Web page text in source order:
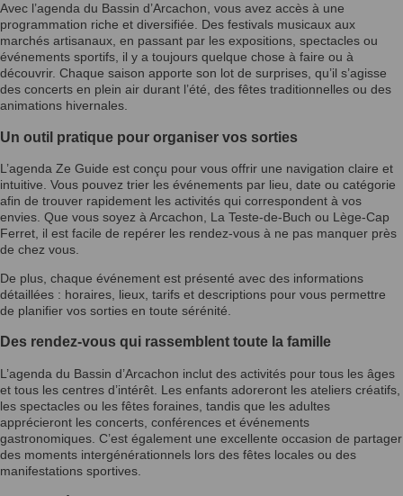
Avec l’agenda du Bassin d’Arcachon, vous avez accès à une
programmation riche et diversifiée. Des festivals musicaux aux
marchés artisanaux, en passant par les expositions, spectacles ou
événements sportifs, il y a toujours quelque chose à faire ou à
découvrir. Chaque saison apporte son lot de surprises, qu’il s’agisse
des concerts en plein air durant l’été, des fêtes traditionnelles ou des
animations hivernales.
Un outil pratique pour organiser vos sorties
L’agenda Ze Guide est conçu pour vous offrir une navigation claire et
intuitive. Vous pouvez trier les événements par lieu, date ou catégorie
afin de trouver rapidement les activités qui correspondent à vos
envies. Que vous soyez à Arcachon, La Teste-de-Buch ou Lège-Cap
Ferret, il est facile de repérer les rendez-vous à ne pas manquer près
de chez vous.
De plus, chaque événement est présenté avec des informations
détaillées : horaires, lieux, tarifs et descriptions pour vous permettre
de planifier vos sorties en toute sérénité.
Des rendez-vous qui rassemblent toute la famille
L’agenda du Bassin d’Arcachon inclut des activités pour tous les âges
et tous les centres d’intérêt. Les enfants adoreront les ateliers créatifs,
les spectacles ou les fêtes foraines, tandis que les adultes
apprécieront les concerts, conférences et événements
gastronomiques. C’est également une excellente occasion de partager
des moments intergénérationnels lors des fêtes locales ou des
manifestations sportives.